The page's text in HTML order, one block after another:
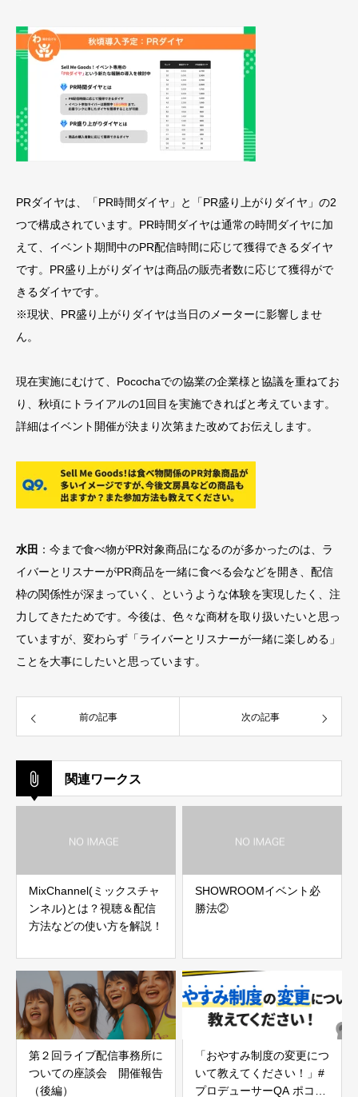
PRダイヤは、「PR時間ダイヤ」と「PR盛り上がりダイヤ」の2
つで構成されています。PR時間ダイヤは通常の時間ダイヤに加
えて、イベント期間中のPR配信時間に応じて獲得できるダイヤ
です。PR盛り上がりダイヤは商品の販売者数に応じて獲得がで
きるダイヤです。
※現状、PR盛り上がりダイヤは当日のメーターに影響しませ
ん。
現在実施にむけて、Pocochaでの協業の企業様と協議を重ねてお
り、秋頃にトライアルの1回目を実施できればと考えています。
詳細はイベント開催が決まり次第また改めてお伝えします。
水田 ：今まで食べ物がPR対象商品になるのが多かったのは、ラ
イバーとリスナーがPR商品を一緒に食べる会などを開き、配信
枠の関係性が深まっていく、というような体験を実現したく、注
力してきたためです。今後は、色々な商材を取り扱いたいと思っ
ていますが、変わらず「ライバーとリスナーが一緒に楽しめる」
ことを大事にしたいと思っています。
前の記事 次の記事
関連ワークス
MixChannel(ミックスチャ
ンネル)とは？視聴＆配信
方法などの使い方を解説！
SHOWROOMイベント必
勝法②
第２回ライブ配信事務所に
ついての座談会 開催報告
（後編）
「おやすみ制度の変更につ
いて教えてください！」#
プロデューサーQA ポコフ
ライバー登録はこちら